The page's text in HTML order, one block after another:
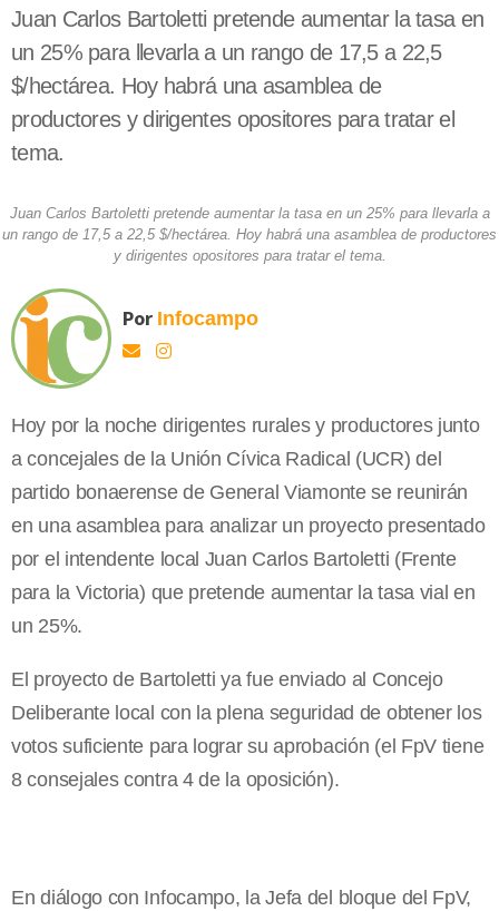
Juan Carlos Bartoletti pretende aumentar la tasa en
un 25% para llevarla a un rango de 17,5 a 22,5
$/hectárea. Hoy habrá una asamblea de
productores y dirigentes opositores para tratar el
tema.
Juan Carlos Bartoletti pretende aumentar la tasa en un 25% para llevarla a
un rango de 17,5 a 22,5 $/hectárea. Hoy habrá una asamblea de productores
y dirigentes opositores para tratar el tema.
Por Infocampo
Hoy por la noche dirigentes rurales y productores junto
a concejales de la Unión Cívica Radical (UCR) del
partido bonaerense de General Viamonte se reunirán
en una asamblea para analizar un proyecto presentado
por el intendente local Juan Carlos Bartoletti (Frente
para la Victoria) que pretende aumentar la tasa vial en
un 25%.
El proyecto de Bartoletti ya fue enviado al Concejo
Deliberante local con la plena seguridad de obtener los
votos suficiente para lograr su aprobación (el FpV tiene
8 consejales contra 4 de la oposición).
En diálogo con Infocampo, la Jefa del bloque del FpV,